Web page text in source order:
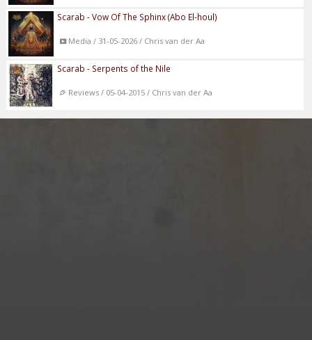
Scarab - Vow Of The Sphinx (Abo El-houl)
Media / 31-05-2026 / Chris van der Aa
Scarab - Serpents of the Nile
Reviews / 05-04-2015 / Chris van der Aa